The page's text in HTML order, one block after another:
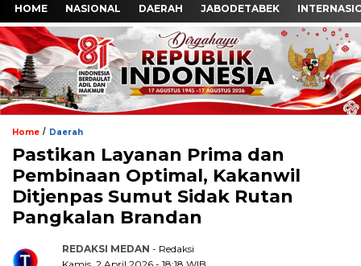
HOME NASIONAL DAERAH JABODETABEK
Home / Daerah
Pastikan Layanan Prima dan
Pembinaan Optimal, Kakanwil
Ditjenpas Sumut Sidak Rutan
Pangkalan Brandan
REDAKSI MEDAN - Redaksi